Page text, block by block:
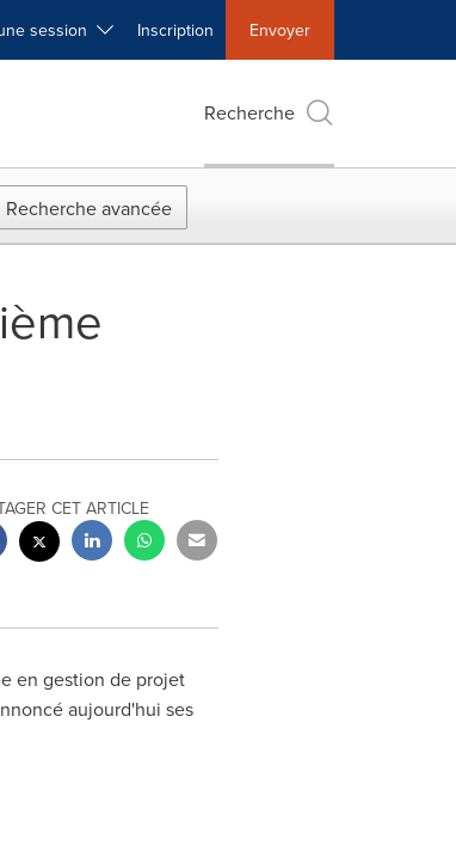
session Inscription Envoyer
Recherche
Recherche avancée
CET ARTICLE
en gestion de projet
aujourd'hui ses